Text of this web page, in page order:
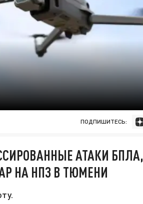
ПОДПИШИТЕСЬ:
АТАКИ БПЛА,
НА НПЗ В ТЮМЕНИ